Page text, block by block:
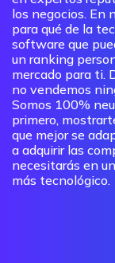
los negocios. En
para qué de la
software que
un ranking
mercado para ti.
no vendemos
Somos 100%
primero,
que mejor se
a adquirir las
necesitarás en
más tecnológico.